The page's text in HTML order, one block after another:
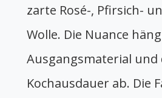
zarte Rosé-, Pfirsich-
Wolle. Die Nuance
Ausgangsmaterial und
Kochausdauer ab. Die